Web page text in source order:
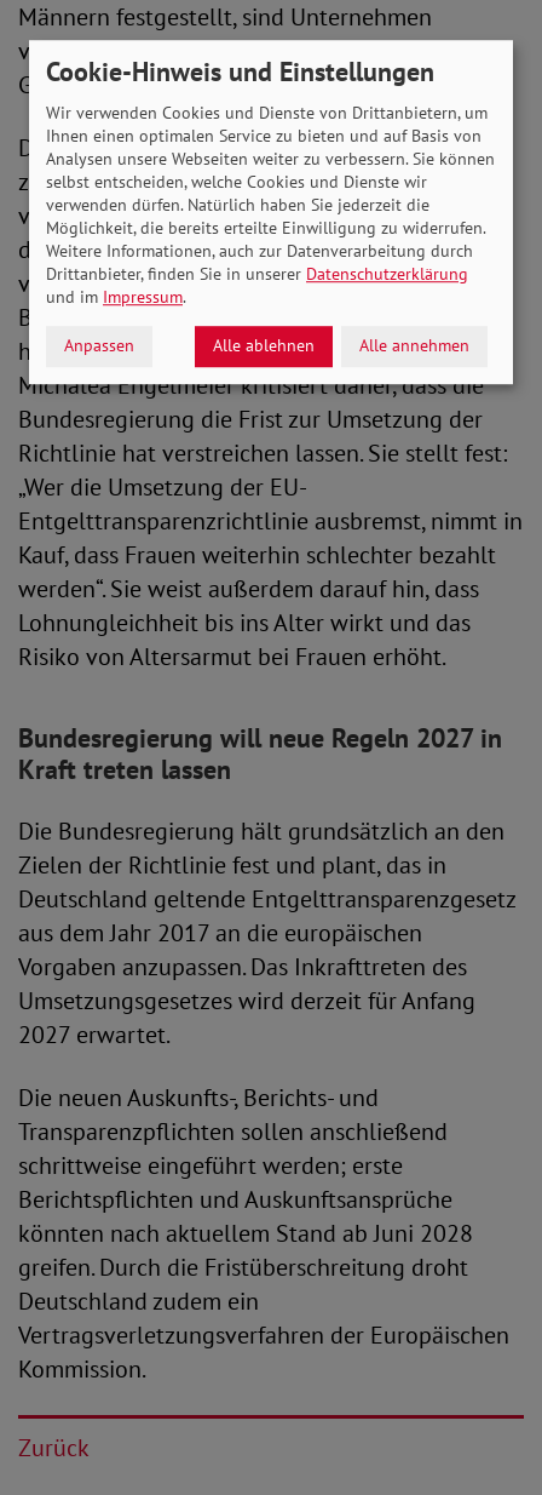
Männern festgestellt, sind Unternehmen
verpflichtet, diese zu analysieren und geeignete
Gegenmaßnahmen einzuleiten.
Die Schließung der Gender Pay Gap ist ein
zentrales Anliegen des SoVD. Der Verband
veranstaltet anlässlich desEqual Pay Day
(EPD)
deutschlandweit Aktionen um auf die nach wie
vor bestehenden Ungerechtigkeiten bei der
Bezahlung zwischen Männern und Frauen
hinzuweisen. Die SoVD-Vorstandsvorsitzende
Michalea Engelmeier kritisiert daher, dass die
Bundesregierung die Frist zur Umsetzung der
Richtlinie hat verstreichen lassen. Sie stellt fest:
„Wer die Umsetzung der EU-
Entgelttransparenzrichtlinie ausbremst, nimmt in
Kauf, dass Frauen weiterhin schlechter bezahlt
werden“. Sie weist außerdem darauf hin, dass
Lohnungleichheit bis ins Alter wirkt und das
Risiko von Altersarmut bei Frauen erhöht.
Bundesregierung will neue Regeln 2027 in
Kraft treten lassen
Die Bundesregierung hält grundsätzlich an den
Zielen der Richtlinie fest und plant, das in
Deutschland geltende Entgelttransparenzgesetz
aus dem Jahr 2017 an die europäischen
Vorgaben anzupassen. Das Inkrafttreten des
Umsetzungsgesetzes wird derzeit für Anfang
2027 erwartet.
Die neuen Auskunfts-, Berichts- und
Transparenzpflichten sollen anschließend
schrittweise eingeführt werden; erste
Berichtspflichten und Auskunftsansprüche
könnten nach aktuellem Stand ab Juni 2028
greifen. Durch die Fristüberschreitung droht
Deutschland zudem ein
Vertragsverletzungsverfahren der Europäischen
Kommission.
Zurück
Cookie-Hinweis und Einstellungen
Wir verwenden Cookies und Dienste von Drittanbietern, um
Ihnen einen optimalen Service zu bieten und auf Basis von
Analysen unsere Webseiten weiter zu verbessern. Sie können
selbst entscheiden, welche Cookies und Dienste wir
verwenden dürfen. Natürlich haben Sie jederzeit die
Möglichkeit, die bereits erteilte Einwilligung zu widerrufen.
Weitere Informationen, auch zur Datenverarbeitung durch
Drittanbieter, finden Sie in unserer Datenschutzerklärung
und im Impressum.
Anpassen Alle ablehnen Alle annehmen